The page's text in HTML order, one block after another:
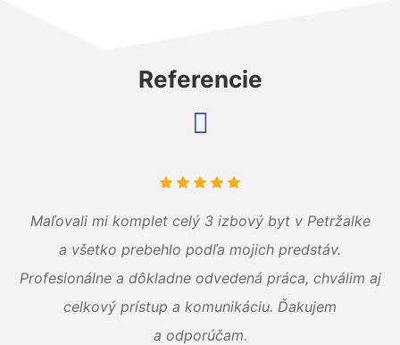
Referencie
Maľovali mi komplet celý 3 izbový byt v Petržalke
a všetko prebehlo podľa mojich predstáv.
Profesionálne a dôkladne odvedená práca, chválim aj
celkový prístup a komunikáciu. Ďakujem
a odporúčam.